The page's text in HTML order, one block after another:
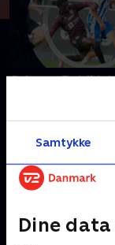
Samtykke
Dine
Odense
Sønderjyske.
3. august 2026 • 5 min